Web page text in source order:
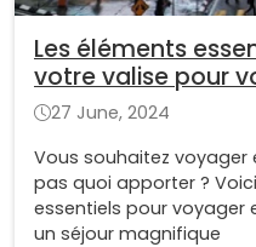
Les éléments
votre valise pour
27 June, 2024
Vous souhaitez voyager
pas quoi apporter ?
essentiels pour voyager
un séjour magnifique